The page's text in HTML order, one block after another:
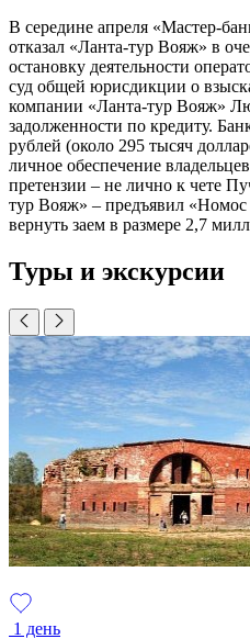
В середине апреля «Мастер-
отказал «Ланта-тур Вояж» в
остановку деятельности
суд общей юрисдикции о
компании «Ланта-тур Вояж»
задолженности по кредиту.
рублей (около 295 тысяч
личное обеспечение
претензии – не лично к чете
тур Вояж» – предъявил «Номос
вернуть заем в размере 2,7
Туры и экскурсии
1 день